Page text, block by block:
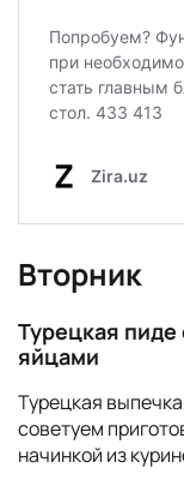
Вторник
Турецкая
яйцами
Турецкая
советуем
начинкой из